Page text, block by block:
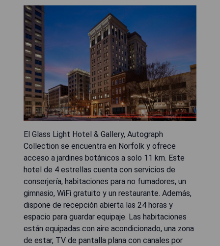
El Glass Light Hotel & Gallery, Autograph
Collection se encuentra en Norfolk y ofrece
acceso a jardines botánicos a solo 11 km. Este
hotel de 4 estrellas cuenta con servicios de
conserjería, habitaciones para no fumadores, un
gimnasio, WiFi gratuito y un restaurante. Además,
dispone de recepción abierta las 24 horas y
espacio para guardar equipaje. Las habitaciones
están equipadas con aire acondicionado, una zona
de estar, TV de pantalla plana con canales por